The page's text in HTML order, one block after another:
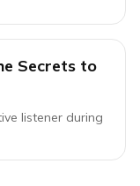
Secrets to
listener during